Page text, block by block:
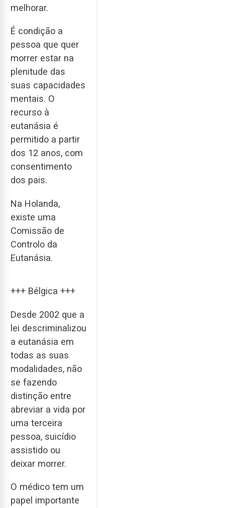
melhorar.
É condição a
pessoa que quer
morrer estar na
plenitude das
suas capacidades
mentais. O
recurso à
eutanásia é
permitido a partir
dos 12 anos, com
consentimento
dos pais.
Na Holanda,
existe uma
Comissão de
Controlo da
Eutanásia.
+++ Bélgica +++
Desde 2002 que a
lei descriminalizou
a eutanásia em
todas as suas
modalidades, não
se fazendo
distinção entre
abreviar a vida por
uma terceira
pessoa, suicídio
assistido ou
deixar morrer.
O médico tem um
papel importante